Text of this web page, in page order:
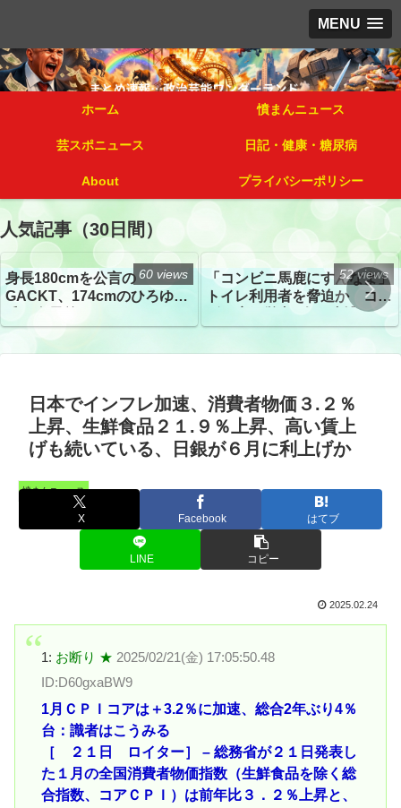
MENU
ホーム 憤まんニュース
芸スポニュース 日記・健康・糖尿病
About プライバシーポリシー
人気記事（30日間）
身長180cmを公言の
GACKT、174cmのひろゆき
トざわつき イベントでの写
真が話題
60 views
「コンビニ馬鹿にすんなよ」
トイレ利用者を脅迫か コン
52 views
日本でインフレ加速、消費者物価３.２％
上昇、生鮮食品２１.９％上昇、高い賃上
げも続いている、日銀が６月に利上げか
憤まんニュース
X Facebook はてブ
LINE コピー
2025.02.24
1: お断り ★ 2025/02/21(金) 17:05:50.48
ID:D60gxaBW9
1月ＣＰＩコアは＋3.2％に加速、総合2年ぶり4％
台：識者はこうみる
［ ２１日 ロイター］ – 総務省が２１日発表し
た１月の全国消費者物価指数（生鮮食品を除く総
合指数、コアＣＰＩ）は前年比３．２％上昇と、